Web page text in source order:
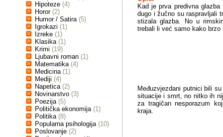
Hipoteze (4)
Horor (2)
Humor / Satira (5)
Igrokazi (1)
Izreke (1)
Klasika (1)
Krimi (19)
Ljubavni roman (1)
Matematika (4)
Medicina (1)
Mediji (4)
Napetica (2)
Novinarstvo (3)
Poezija (5)
Politička ekonomija (1)
Politika (8)
Popularna psihologija (10)
Poslovanje (2)
Kad je prva predivna
dugo i žučno su raspravljali
stizala glazba. No u
trebali li već samo kako
Međuzvjezdani putnici bili
situacije i smrt, no nitko ih
za tragičan nesporazum
kraja.